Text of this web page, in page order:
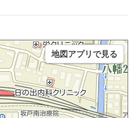
地図アプリで見る